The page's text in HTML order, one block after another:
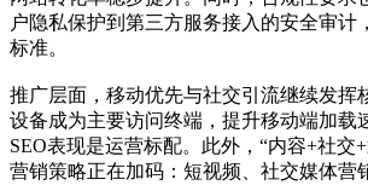
户隐私保护到第三方服务接入的安全审计
标准。
推广层面，移动优先与社交引流继续发挥
设备成为主要访问终端，提升移动端加载
SEO表现是运营标配。此外，“内容+社交
营销策略正在加码：短视频、社交媒体营